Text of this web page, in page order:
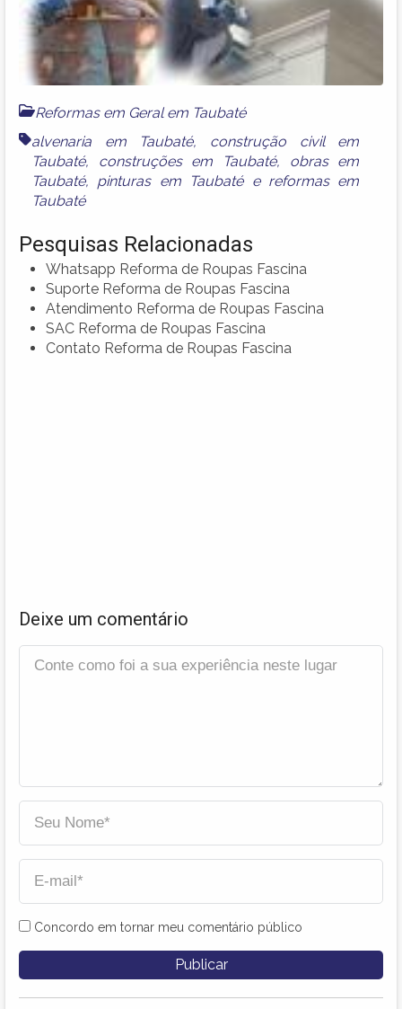
Reformas em Geral em Taubaté
alvenaria em Taubaté, construção civil em
Taubaté, construções em Taubaté, obras em
Taubaté, pinturas em Taubatée reformas em
Taubaté
Pesquisas Relacionadas
Whatsapp Reforma de Roupas Fascina
Suporte Reforma de Roupas Fascina
Atendimento Reforma de Roupas Fascina
SAC Reforma de Roupas Fascina
Contato Reforma de Roupas Fascina
Deixe um comentário
Concordo em tornar meu comentário público